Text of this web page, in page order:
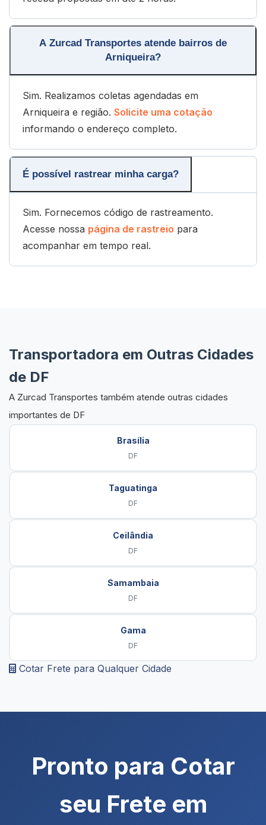
A Zurcad Transportes atende bairros de
Arniqueira?
Sim. Realizamos coletas agendadas em
Arniqueira e região. Solicite uma cotação
informando o endereço completo.
É possível rastrear minha carga?
Sim. Fornecemos código de rastreamento.
Acesse nossa página de rastreio para
acompanhar em tempo real.
Transportadora em Outras Cidades
de DF
A Zurcad Transportes também atende outras cidades
importantes de DF
Brasília
DF
Taguatinga
DF
Ceilândia
DF
Samambaia
DF
Gama
DF
Cotar Frete para Qualquer Cidade
Pronto para Cotar
seu Frete em